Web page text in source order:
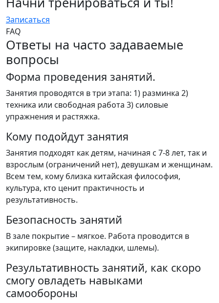
Записаться
FAQ
Ответы на часто задаваемые
вопросы
Форма проведения занятий.
Занятия проводятся в три этапа: 1) разминка 2)
техника или свободная работа 3) силовые
упражнения и растяжка.
Кому подойдут занятия
Занятия подходят как детям, начиная с 7-8 лет, так и
взрослым (ограничений нет), девушкам и женщинам.
Всем тем, кому близка китайская философия,
культура, кто ценит практичность и
результативность.
Безопасность занятий
В зале покрытие – мягкое. Работа проводится в
экипировке (защите, накладки, шлемы).
Результативность занятий, как скоро
смогу овладеть навыками
самообороны